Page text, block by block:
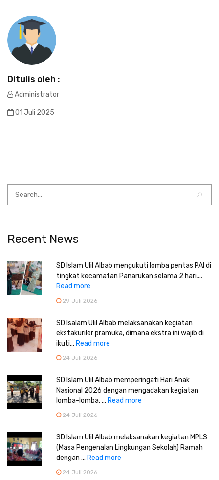
Ditulis oleh :
Administrator
01 Juli 2025
Recent News
SD Islam Ulil Albab mengukuti lomba pentas PAI di
tingkat kecamatan Panarukan selama 2 hari,...
Read more
29 Juli 2026
SD Isalam Ulil Albab melaksanakan kegiatan
ekstakuriler pramuka, dimana ekstra ini wajib di
ikuti... Read more
24 Juli 2026
SD Islam Ulil Albab memperingati Hari Anak
Nasional 2026 dengan mengadakan kegiatan
lomba-lomba, ... Read more
24 Juli 2026
SD Islam Ulil Albab melaksanakan kegiatan MPLS
(Masa Pengenalan Lingkungan Sekolah) Ramah
dengan ... Read more
24 Juli 2026